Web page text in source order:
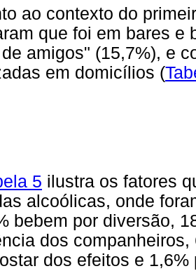
ao contexto do
que foi em bares e
amigos" (15,7%), e
em domicílios (
5 ilustra os fatores
alcoólicas, onde
bebem por diversão,
dos
dos efeitos e